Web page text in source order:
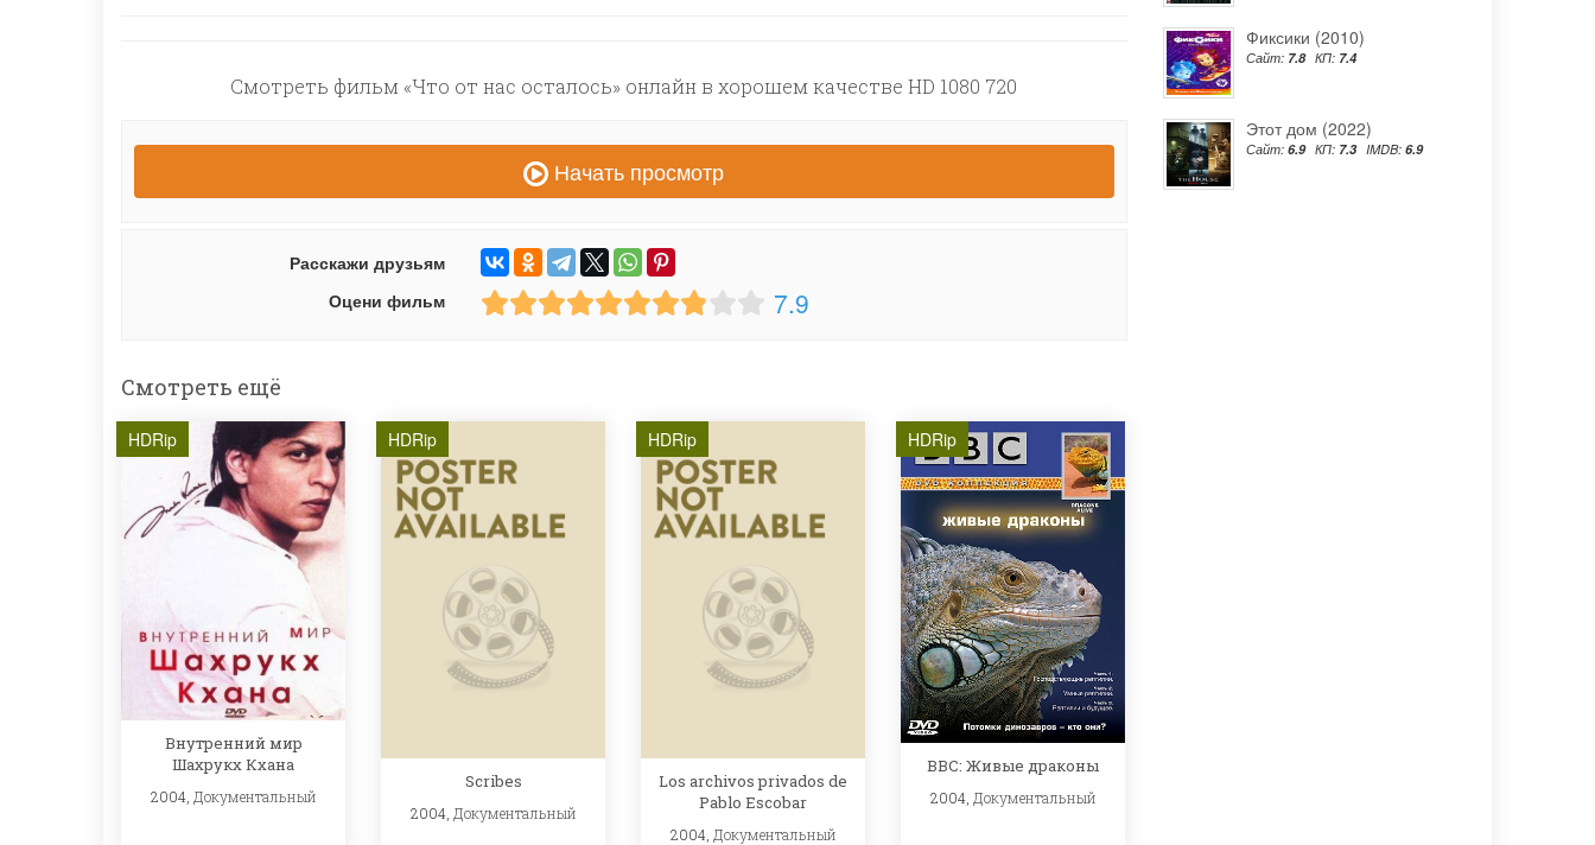
Смотреть фильм «Что от нас осталось» онлайн в хорошем качестве HD 1080 720
Начать просмотр
Расскажи друзьям
Оцени фильм
7.9
Смотреть ещё
HDRip
Внутренний мир
Шахрукх Кхана
2004, Документальный
HDRip
Scribes
2004, Документальный
HDRip
Los archivos privados de
Pablo Escobar
2004, Документальный
HDRip
BBC: Живые драконы
2004, Документальный
Фиксики (2010)
Сайт: 7.8 КП: 7.4
Этот дом (2022)
Сайт: 6.9 КП: 7.3 IMDB: 6.9